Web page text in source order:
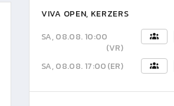
VIVA OPEN, KERZERS
SA, 08.08. 10:00
(VR)
SA, 08.08. 17:00(ER)